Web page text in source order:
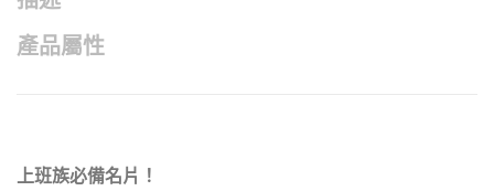
產品屬性
上班族必備名片！